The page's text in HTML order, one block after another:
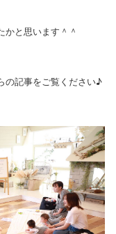
かと思います＾＾
の記事をご覧ください♪